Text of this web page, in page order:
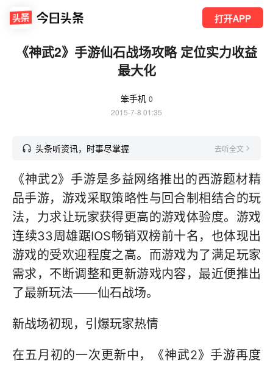
打开APP
《神武2》手游仙石战场攻略 定位实力收益
最大化
笨手机 0
2015-7-8 01:35
头条听资讯，时事尽掌握 去听全文
《神武2》手游是多益网络推出的西游题材精
品手游，游戏采取策略性与回合制相结合的玩
法，力求让玩家获得更高的游戏体验度。游戏
连续33周雄踞IOS畅销双榜前十名，也体现出
游戏的受欢迎程度之高。而游戏为了满足玩家
需求，不断调整和更新游戏内容，最近便推出
了最新玩法——仙石战场。
新战场初现，引爆玩家热情
在五月初的一次更新中，《神武2》手游再度